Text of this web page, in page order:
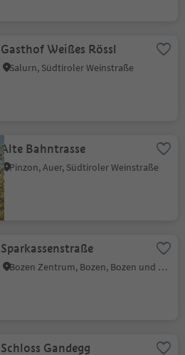
Gasthof Weißes Rössl
Salurn, Südtiroler Weinstraße
Alte Bahntrasse
Pinzon, Auer, Südtiroler Weinstraße
Sparkassenstraße
Bozen Zentrum, Bozen, Bozen und Umgebung
Schloss Gandegg